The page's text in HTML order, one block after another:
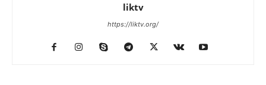
liktv
https://liktv.org/